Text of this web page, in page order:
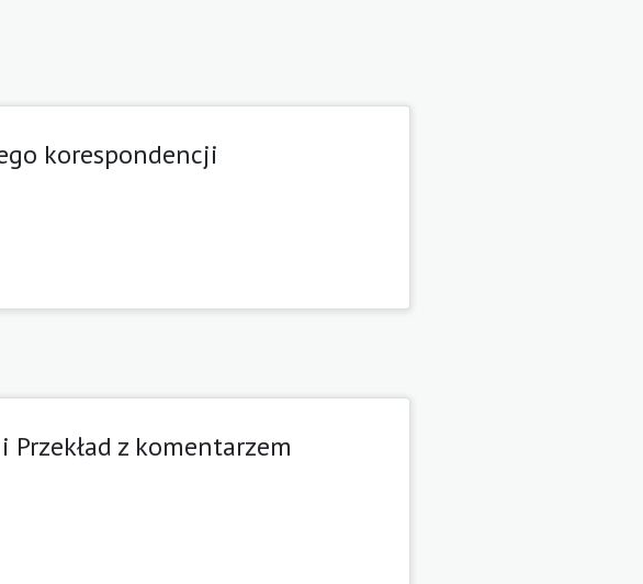
korespondencji
z komentarzem